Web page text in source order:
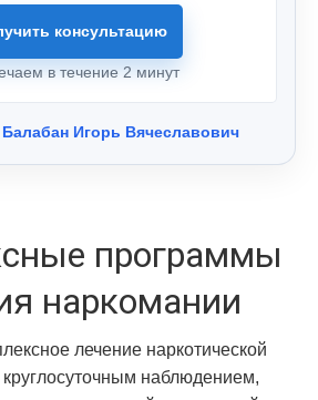
консультацию
в течение 2 минут
Балабан Игорь Вячеславович
программы
наркомании
лечение наркотической
круглосуточным наблюдением,